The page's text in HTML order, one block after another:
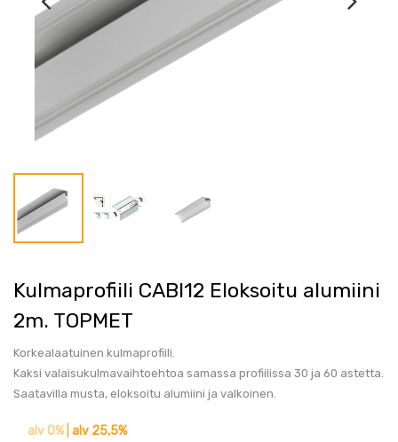
Kulmaprofiili CABI12 Eloksoitu alumiini
2m. TOPMET
Korkealaatuinen kulmaprofiili.
Kaksi valaisukulmavaihtoehtoa samassa profiilissa 30 ja 60 astetta.
Saatavilla musta, eloksoitu alumiini ja valkoinen.
alv 0%| alv 25,5%